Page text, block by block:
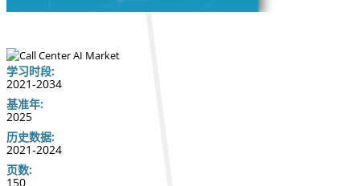
学习时段:
2021-2034
基准年:
2025
历史数据:
2021-2024
页数:
150